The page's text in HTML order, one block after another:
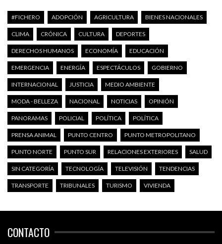
#FICHERO ADOPCIÓN AGRICULTURA BIENES NACIONALES
CLIMA CRÓNICA CULTURA DEPORTES
DERECHOS HUMANOS ECONOMÍA EDUCACIÓN
EMERGENCIA ENERGÍA ESPECTÁCULOS GOBIERNO
INTERNACIONAL JUSTICIA MEDIO AMBIENTE
MODA - BELLEZA NACIONAL NOTICIAS OPINIÓN
PANORAMAS POLICIAL POLÍTICA POLÍTICA
PRENSA ANIMAL PUNTO CENTRO PUNTO METROPOLITANO
PUNTO NORTE PUNTO SUR RELACIONES EXTERIORES SALUD
SIN CATEGORÍA TECNOLOGÍA TELEVISIÓN TENDENCIAS
TRANSPORTE TRIBUNALES TURISMO VIVIENDA
CONTACTO